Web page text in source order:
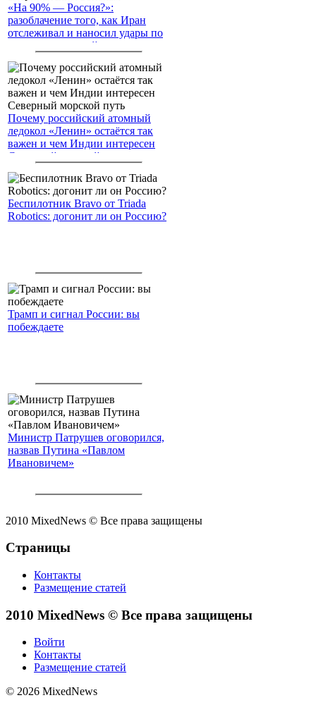
«На 90% — Россия?»:
разоблачение того, как Иран
отслеживал и наносил удары по
американским войскам
Почему российский атомный
ледокол «Ленин» остаётся так
важен и чем Индии интересен
Северный морской путь
Беспилотник Bravo от Triada
Robotics: догонит ли он Россию?
Трамп и сигнал России: вы
побеждаете
Министр Патрушев оговорился,
назвав Путина «Павлом
Ивановичем»
2010 MixedNews © Все права защищены
Страницы
Контакты
Размещение статей
2010 MixedNews © Все права защищены
Войти
Контакты
Размещение статей
© 2026 MixedNews